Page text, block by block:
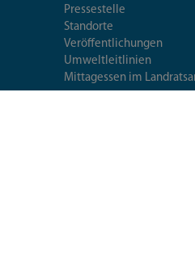
Pressestelle
Standorte
Veröffentlichungen
Umweltleitlinien
Mittagessen im